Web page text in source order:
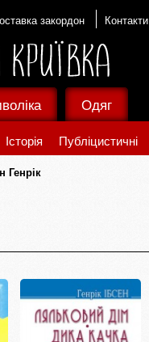
закордон Контакти
Історія Публіцистичні
Одяг
Генрік